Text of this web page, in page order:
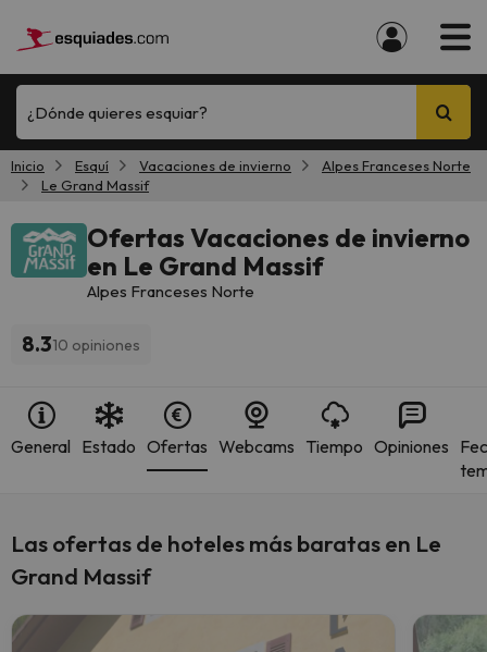
¿Dónde quieres esquiar?
Inicio Esquí Vacaciones de invierno
Alpes Franceses Norte
Le Grand Massif
Ofertas Vacaciones de invierno
en Le Grand Massif
Alpes Franceses Norte
8.310 opiniones
General Estado Ofertas Webcams Tiempo Opiniones
Las ofertas de hoteles más baratas en Le
Grand Massif